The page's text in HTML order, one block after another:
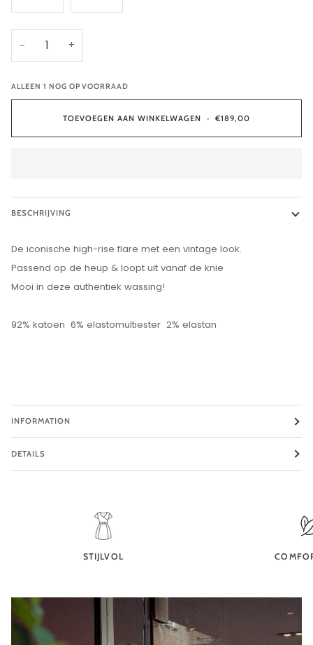
− +
ALLEEN 1 NOG OP VOORRAAD
TOEVOEGEN AAN WINKELWAGEN • €189,00
BESCHRIJVING
De iconische high-rise flare met een vintage look.
Passend op de heup & loopt uit vanaf de knie
Mooi in deze authentiek wassing!
92% katoen 6% elastomultiester 2% elastan
INFORMATION
DETAILS
STIJLVOL